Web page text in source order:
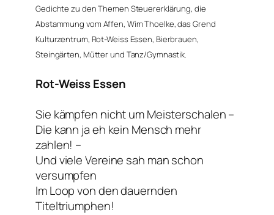
Gedichte zu den Themen Steuererklärung, die
Abstammung vom Affen, Wim Thoelke, das Grend
Kulturzentrum, Rot-Weiss Essen, Bierbrauen,
Steingärten, Mütter und Tanz/Gymnastik.
Rot-Weiss Essen
Sie kämpfen nicht um Meisterschalen –
Die kann ja eh kein Mensch mehr
zahlen! –
Und viele Vereine sah man schon
versumpfen
Im Loop von den dauernden
Titeltriumphen!